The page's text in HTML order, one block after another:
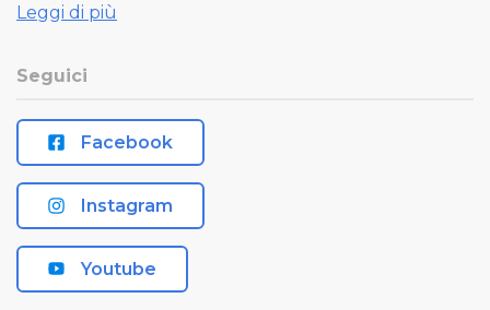
Leggi di più
Seguici
Facebook
Instagram
Youtube